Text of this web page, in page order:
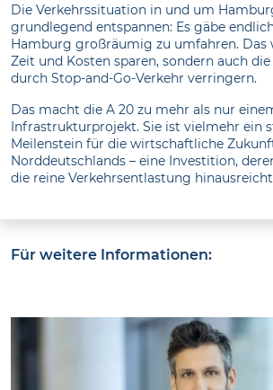
Die Verkehrssituation in und um
grundlegend entspannen: Es gäbe
Hamburg großräumig zu umfahren. Das
Zeit und Kosten sparen, sondern auch
durch Stop-and-Go-Verkehr verringern.
Das macht die A 20 zu mehr als nur
Infrastrukturprojekt. Sie ist vielmehr ein
Meilenstein für die wirtschaftliche
Norddeutschlands – eine Investition,
die reine Verkehrsentlastung
Für weitere Informationen: